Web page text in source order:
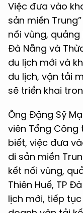
Việc đưa vào
sản miền
nối vùng, quảng
Đà Nẵng và
du lịch mới và
du lịch, vận tải
sẽ triển khai
Ông Đặng Sỹ
viên Tổng
biết, việc đưa
di sản miền
kết nối vùng,
Thiên Huế, TP
lịch mới, tiếp